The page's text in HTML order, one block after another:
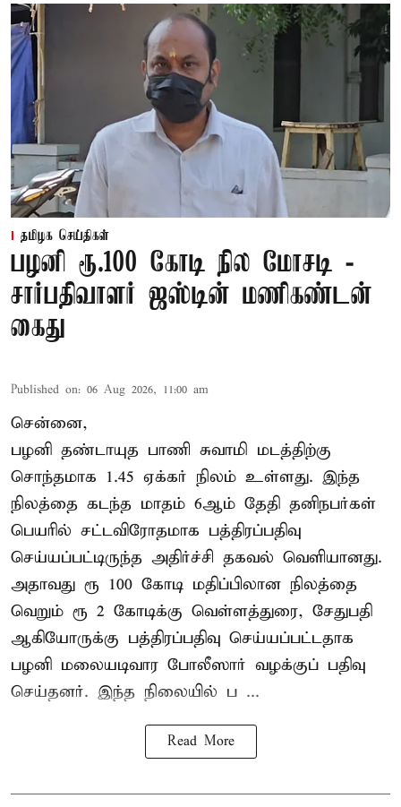
தமிழக செய்திகள்
பழனி ரூ.100 கோடி நில மோசடி -
சார்பதிவாளர் ஜஸ்டின் மணிகண்டன்
கைது
Published on: 06 Aug 2026, 11:00 am
சென்னை,
பழனி தண்டாயுத பாணி சுவாமி மடத்திற்கு
சொந்தமாக 1.45 ஏக்கர் நிலம் உள்ளது. இந்த
நிலத்தை கடந்த மாதம் 6ஆம் தேதி தனிநபர்கள்
பெயரில் சட்டவிரோதமாக பத்திரப்பதிவு
செய்யப்பட்டிருந்த அதிர்ச்சி தகவல் வெளியானது.
அதாவது ரூ 100 கோடி மதிப்பிலான நிலத்தை
வெறும் ரூ 2 கோடிக்கு வெள்ளத்துரை, சேதுபதி
ஆகியோருக்கு பத்திரப்பதிவு செய்யப்பட்டதாக
பழனி மலையடிவார போலீஸார் வழக்குப் பதிவு
செய்தனர். இந்த நிலையில் ப ...
Read More